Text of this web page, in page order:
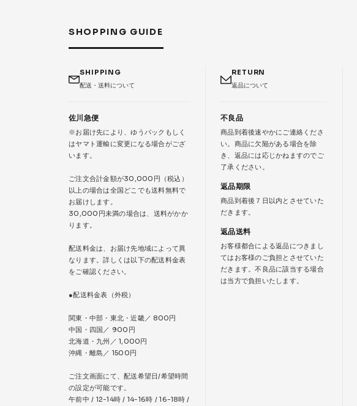
SHOPPING GUIDE
SHIPPING
配送・送料について
佐川急便
※お届け先により、ゆうパックもしく
はヤマト運輸に変更になる場合がござ
います。
ご注文合計金額が30,000円（税込）
以上の場合は全国どこでも送料無料で
お届けします。
30,000円未満の場合は、送料がかか
ります。
配送料金は、お届け先地域によって異
なります。詳しくは以下の配送料金表
をご確認ください。
●配送料金表（外税）
関東・中部・東北・近畿／ 800円
中国・四国／ 900円
北海道・九州／ 1,000円
沖縄・離島／ 1500円
ご注文画面にて、配送希望日/希望時間
の設定が可能です。
午前中 / 12-14時 / 14-16時 / 16-18時 /
RETURN
返品について
不良品
商品到着後速やかにご連絡くださ
い。商品に欠陥がある場合を除
き、返品には応じかねますのでご
了承ください。
返品期限
商品到着後７日以内とさせていた
だきます。
返品送料
お客様都合による返品につきまし
てはお客様のご負担とさせていた
だきます。不良品に該当する場合
は当方で負担いたします。